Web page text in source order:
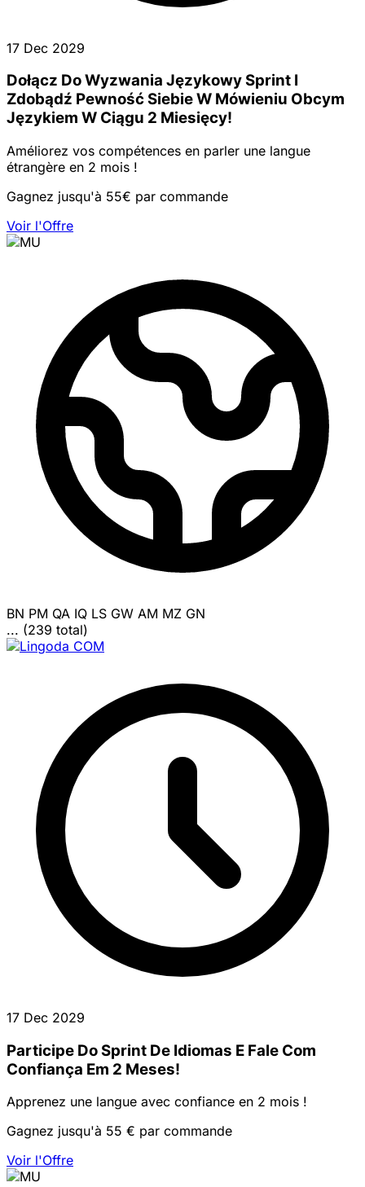
17 Dec 2029
Dołącz Do Wyzwania Językowy Sprint I
Zdobądź Pewność Siebie W Mówieniu Obcym
Językiem W Ciągu 2 Miesięcy!
Améliorez vos compétences en parler une langue
étrangère en 2 mois !
Gagnez jusqu'à 55€ par commande
Voir l'Offre
BN PM QA IQ LS GW AM MZ GN
... (239 total)
17 Dec 2029
Participe Do Sprint De Idiomas E Fale Com
Confiança Em 2 Meses!
Apprenez une langue avec confiance en 2 mois !
Gagnez jusqu'à 55 € par commande
Voir l'Offre